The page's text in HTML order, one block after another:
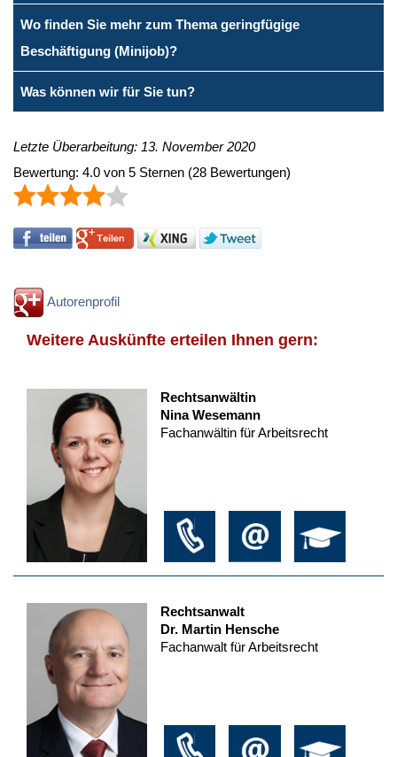
Wo finden Sie mehr zum Thema geringfügige
Beschäftigung (Minijob)?
Was können wir für Sie tun?
Letzte Überarbeitung: 13. November 2020
Bewertung: 4.0 von 5 Sternen (28 Bewertungen)
Autorenprofil
Weitere Auskünfte erteilen Ihnen gern:
Rechtsanwältin
Nina Wesemann
Fachanwältin für Arbeitsrecht
Rechtsanwalt
Dr. Martin Hensche
Fachanwalt für Arbeitsrecht